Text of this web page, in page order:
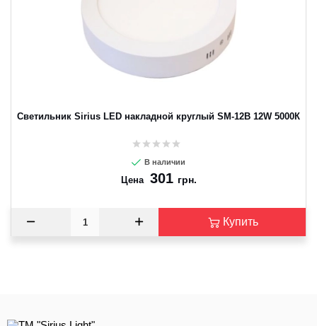
Светильник Sirius LED накладной круглый SM-12B 12W 5000К
В наличии
Цена 301 грн.
Купить